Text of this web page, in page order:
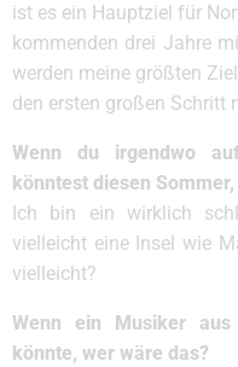
ist es ein Hauptziel für
kommenden drei Jahre
werden meine größten
den ersten großen Schritt
Wenn du irgendwo
könntest diesen
Ich bin ein wirklich
vielleicht eine Insel wie
vielleicht?
Wenn ein Musiker
könnte, wer wäre das?